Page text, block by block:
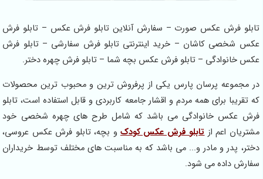
تابلو فرش عکس صورت – سفارش آنلاین تابلو فرش عکس – تابلو فرش
عکس شخصی کاشان – خرید اینترنتی تابلو فرش سفارشی – تابلو فرش
عکس خانوادگی – تابلو فرش عکس بچه شما – تابلو فرش چهره دختر.
در مجموعه پرسان پارس یکی از پرفروش ترین و محبوب ترین محصولات
که تقریبا برای همه مردم و اقشار جامعه کاربردی و قابل استفاده است، تابلو
فرش عکس خانوادگی می باشد که شامل طرح های چهره شخصی خود
مشتریان اعم ازتابلو فرش عکس کودکو بچه، تابلو فرش عکس عروسی،
دختر، پدر و مادر و... می باشد که به مناسبت های مختلف توسط خریداران
سفارش داده می شود.